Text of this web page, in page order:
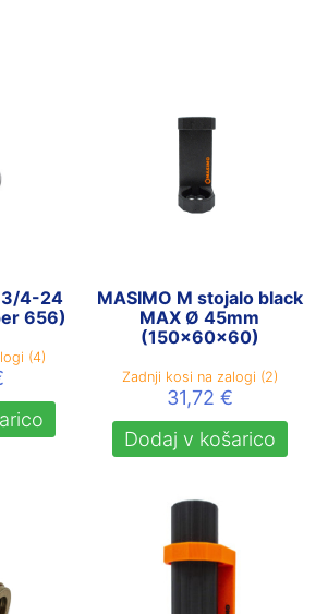
3/4-24
656)
(4)
MASIMO M stojalo black
MAX Ø 45mm
(150x60x60)
Zadnji kosi na zalogi (2)
31,72 €
Dodaj v košarico